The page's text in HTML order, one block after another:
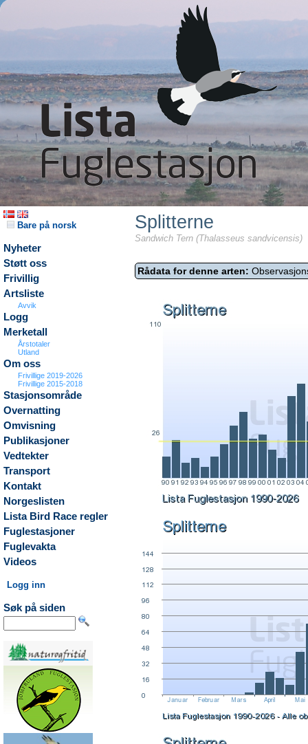
Bare på norsk
Nyheter
Støtt oss
Frivillig
Artsliste
Avvik
Logg
Merketall
Årstotaler
Utland
Om oss
Frivillige 2019-2026
Frivillige 2015-2018
Stasjonsområde
Overnatting
Omvisning
Publikasjoner
Vedtekter
Transport
Kontakt
Norgeslisten
Lista Bird Race regler
Fuglestasjoner
Fuglevakta
Videos
Logg inn
Søk på siden
Splitterne
Sandwich Tern (Thalasseus sandvicensis)
Rådata for denne arten: